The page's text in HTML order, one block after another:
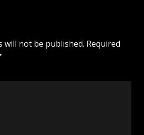
will not be published. Required